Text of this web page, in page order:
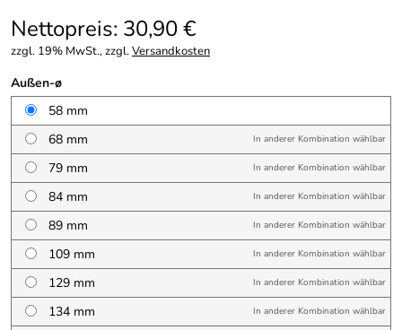
Nettopreis: 30,90 €
zzgl. 19% MwSt., zzgl.Versandkosten
Außen-ø
58 mm
68 mm
In anderer Kombination wählbar
79 mm In anderer Kombination wählbar
84 mm In anderer Kombination wählbar
89 mm In anderer Kombination wählbar
109 mm In anderer Kombination wählbar
129 mm In anderer Kombination wählbar
134 mm In anderer Kombination wählbar